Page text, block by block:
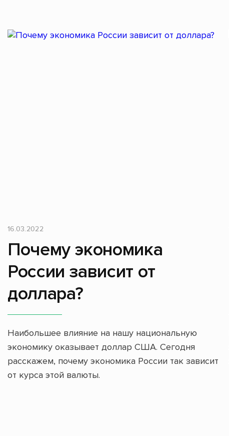
16.03.2022
Почему экономика
России зависит от
доллара?
Наибольшее влияние на нашу национальную
экономику оказывает доллар США. Сегодня
расскажем, почему экономика России так зависит
от курса этой валюты.